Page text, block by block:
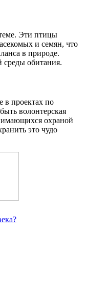
Эти птицы
и семян, что
в природе.
среды обитания.
в проектах по
волонтерская
охраной
это чудо